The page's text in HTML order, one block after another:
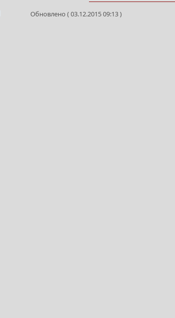
Обновлено ( 03.12.2015 09:13 )